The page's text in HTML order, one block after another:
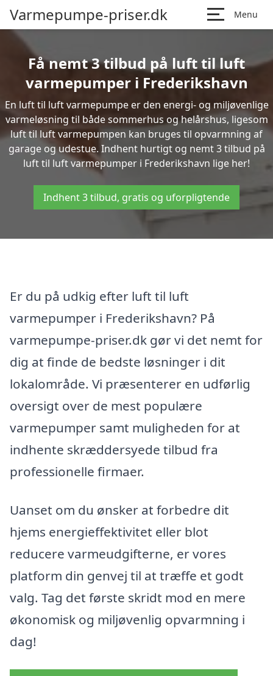
Varmepumpe-priser.dk Menu
Få nemt 3 tilbud på luft til luft
varmepumper i Frederikshavn
En luft til luft varmepumpe er den energi- og miljøvenlige
varmeløsning til både sommerhus og helårshus, ligesom
luft til luft varmepumpen kan bruges til opvarmning af
garage og udestue. Indhent hurtigt og nemt 3 tilbud på
luft til luft varmepumper i Frederikshavn lige her!
Indhent 3 tilbud, gratis og uforpligtende
Er du på udkig efter luft til luft
varmepumper i Frederikshavn? På
varmepumpe-priser.dk gør vi det nemt for
dig at finde de bedste løsninger i dit
lokalområde. Vi præsenterer en udførlig
oversigt over de mest populære
varmepumper samt muligheden for at
indhente skræddersyede tilbud fra
professionelle firmaer.
Uanset om du ønsker at forbedre dit
hjems energieffektivitet eller blot
reducere varmeudgifterne, er vores
platform din genvej til at træffe et godt
valg. Tag det første skridt mod en mere
økonomisk og miljøvenlig opvarmning i
dag!